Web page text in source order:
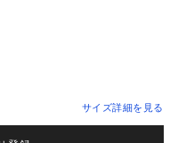
サイズ詳細を見る